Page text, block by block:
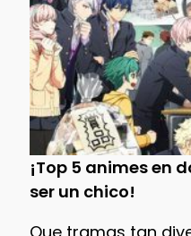
¡Top 5 animes en
ser un chico!